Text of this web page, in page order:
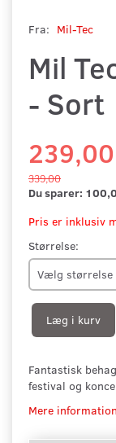
Fra: Mil-Tec
Mil
- Sort
239,00
339,00
Du sparer:
Pris er inklusiv
Størrelse:
Læg i kurv
Fantastisk
festival og
Mere information